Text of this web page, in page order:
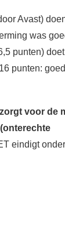
Avast)
was
punten)
punten:
voor de
eindigt